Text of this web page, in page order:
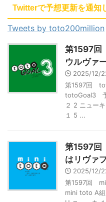
Twitterで予想更新を通知
Tweets by toto200million
第1597
ウルヴァ
2025/12/
第1597回
totoGoal3 予
２ 2 ニュー
１ 5 ...
第1597
はリヴァ
2025/12/
第1597回
mini toto A